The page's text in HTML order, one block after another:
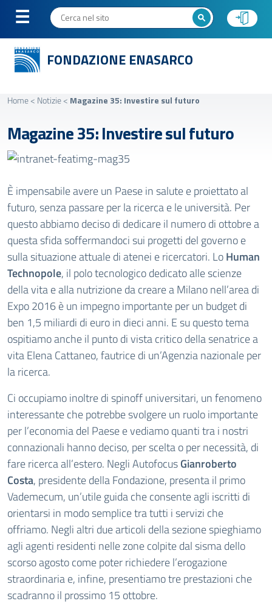
FONDAZIONE ENASARCO
Home< Notizie< Magazine 35: Investire sul futuro
Magazine 35: Investire sul futuro
È impensabile avere un Paese in salute e proiettato al
futuro, senza passare per la ricerca e le università. Per
questo abbiamo deciso di dedicare il numero di ottobre a
questa sfida soffermandoci sui progetti del governo e
sulla situazione attuale di atenei e ricercatori. LoHuman
Technopole, il polo tecnologico dedicato alle scienze
della vita e alla nutrizione da creare a Milano nell’area di
Expo 2016 è un impegno importante per un budget di
ben 1,5 miliardi di euro in dieci anni. E su questo tema
ospitiamo anche il punto di vista critico della senatrice a
vita Elena Cattaneo, fautrice di un’Agenzia nazionale per
la ricerca.
Ci occupiamo inoltre di spinoff universitari, un fenomeno
interessante che potrebbe svolgere un ruolo importante
per l’economia del Paese e vediamo quanti tra i nostri
connazionali hanno deciso, per scelta o per necessità, di
fare ricerca all’estero. Negli AutofocusGianroberto
Costa, presidente della Fondazione, presenta il primo
Vademecum, un’utile guida che consente agli iscritti di
orientarsi in modo semplice tra tutti i servizi che
offriamo. Negli altri due articoli della sezione spieghiamo
agli agenti residenti nelle zone colpite dal sisma dello
scorso agosto come poter richiedere l’erogazione
straordinaria e, infine, presentiamo tre prestazioni che
scadranno il prossimo 15 ottobre.